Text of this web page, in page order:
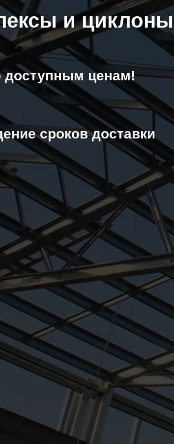
и
доступным ценам!
сроков доставки